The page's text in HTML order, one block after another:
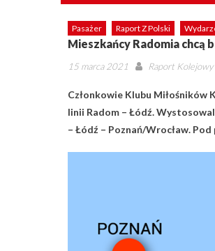
Pasażer Raport Z Polski
Mieszkańcy Radomia chcą
Posted
15 marca 2021 Author
Raport Kolejowy
Członkowie Klubu Miłośników
linii Radom – Łódź.
– Łódź – Poznań/Wrocław.